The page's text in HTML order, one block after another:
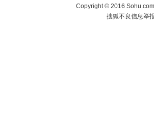
Copyright©2016
搜狐不良信息举